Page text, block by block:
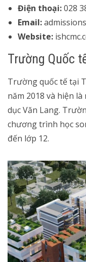
Điện thoại:028
Email:
Website:
Trường Quốc
Trường quốc tế tại
năm 2018 và hiện
dục Văn Lang.
chương trình học
đến lớp 12.